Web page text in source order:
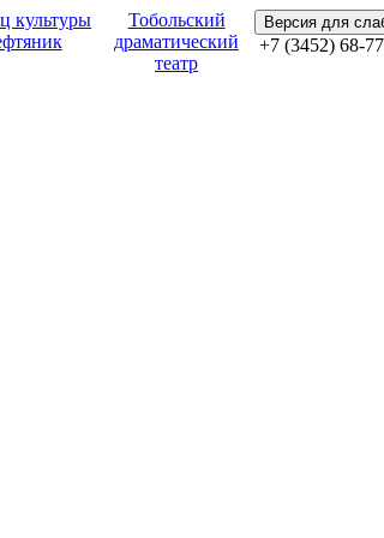
культуры
Тобольский
драматический
театр
Версия для
+7 (3452) 68-